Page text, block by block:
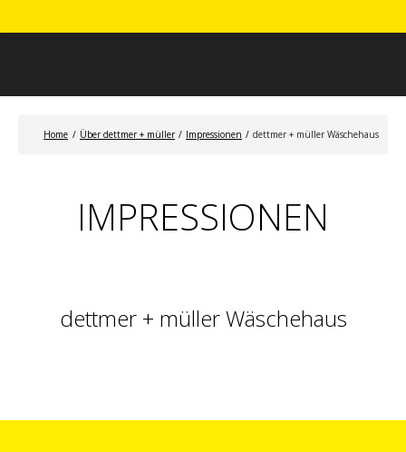
Home / Über dettmer + müller / Impressionen / dettmer + müller Wäschehaus
IMPRESSIONEN
dettmer + müller Wäschehaus